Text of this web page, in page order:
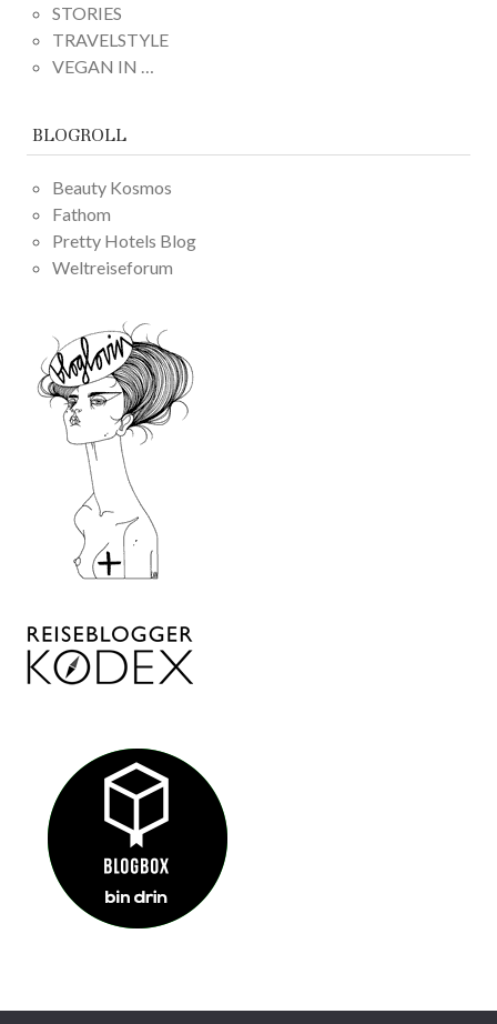
STORIES
TRAVELSTYLE
VEGAN IN …
BLOGROLL
Beauty Kosmos
Fathom
Pretty Hotels Blog
Weltreiseforum